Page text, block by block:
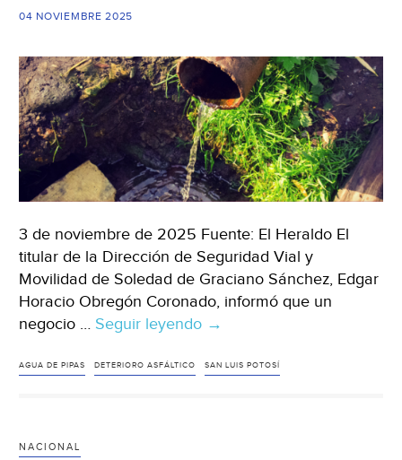
04 NOVIEMBRE 2025
3 de noviembre de 2025 Fuente: El Heraldo El
titular de la Dirección de Seguridad Vial y
Movilidad de Soledad de Graciano Sánchez, Edgar
Horacio Obregón Coronado, informó que un
negocio … Seguir leyendo San
Potosí
→
AGUA DE PIPAS DETERIORO ASFÁLTICO SAN LUIS POTOSÍ
NACIONAL